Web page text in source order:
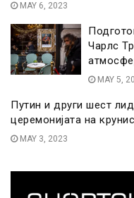
MAY 6, 2023
Чарлс
MAY 5,
Путин и други шест
церемонијата на
MAY 3, 2023